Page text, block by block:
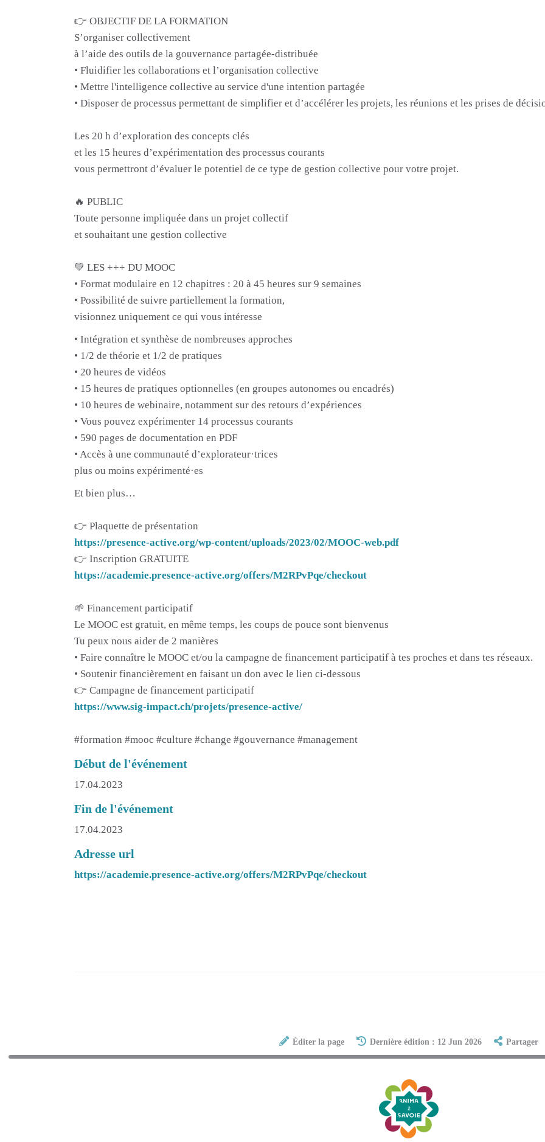
👉 OBJECTIF DE LA FORMATION
S’organiser collectivement
à l’aide des outils de la gouvernance partagée-distribuée
• Fluidifier les collaborations et l’organisation collective
• Mettre l'intelligence collective au service d'une intention partagée
• Disposer de processus permettant de simplifier et d’accélérer les projets, les réunions et les prises de
Les 20 h d’exploration des concepts clés
et les 15 heures d’expérimentation des processus courants
vous permettront d’évaluer le potentiel de ce type de gestion collective pour votre projet.
🔥 PUBLIC
Toute personne impliquée dans un projet collectif
et souhaitant une gestion collective
💚 LES +++ DU MOOC
• Format modulaire en 12 chapitres : 20 à 45 heures sur 9 semaines
• Possibilité de suivre partiellement la formation,
visionnez uniquement ce qui vous intéresse
• Intégration et synthèse de nombreuses approches
• 1/2 de théorie et 1/2 de pratiques
• 20 heures de vidéos
• 15 heures de pratiques optionnelles (en groupes autonomes ou encadrés)
• 10 heures de webinaire, notamment sur des retours d’expériences
• Vous pouvez expérimenter 14 processus courants
• 590 pages de documentation en PDF
• Accès à une communauté d’explorateur·trices
plus ou moins expérimenté·es
Et bien plus…
👉 Plaquette de présentation
https://presence-active.org/wp-content/uploads/2023/02/MOOC-web.pdf
👉 Inscription GRATUITE
https://academie.presence-active.org/offers/M2RPvPqe/checkout
🌱 Financement participatif
Le MOOC est gratuit, en même temps, les coups de pouce sont bienvenus
Tu peux nous aider de 2 manières
• Faire connaître le MOOC et/ou la campagne de financement participatif à tes proches et dans tes réseaux.
• Soutenir financièrement en faisant un don avec le lien ci-dessous
👉 Campagne de financement participatif
https://www.sig-impact.ch/projets/presence-active/
#formation #mooc #culture #change #gouvernance #management
Début de l'événement
17.04.2023
Fin de l'événement
17.04.2023
Adresse url
https://academie.presence-active.org/offers/M2RPvPqe/checkout
Éditer la page Dernière édition : 12 Jun 2026 Partager